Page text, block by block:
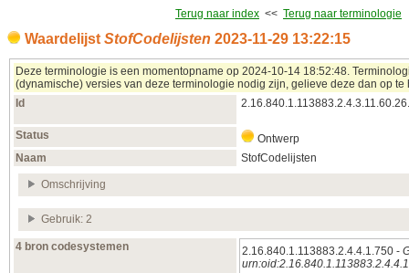
Terug naar index << Terug naar terminologie
Waardelijst StofCodelijsten 2023‑11‑29 13:22:15
Deze terminologie is een momentopname op 2024‑10‑14 18:52:48.
(dynamische) versies van deze terminologie nodig zijn, gelieve deze dan op te
Id
Status
Ontwerp
Naam
StofCodelijsten
Omschrijving
Gebruik: 2
4 bron codesystemen 2.16.840.1.113883.2.4.4.1.750 -